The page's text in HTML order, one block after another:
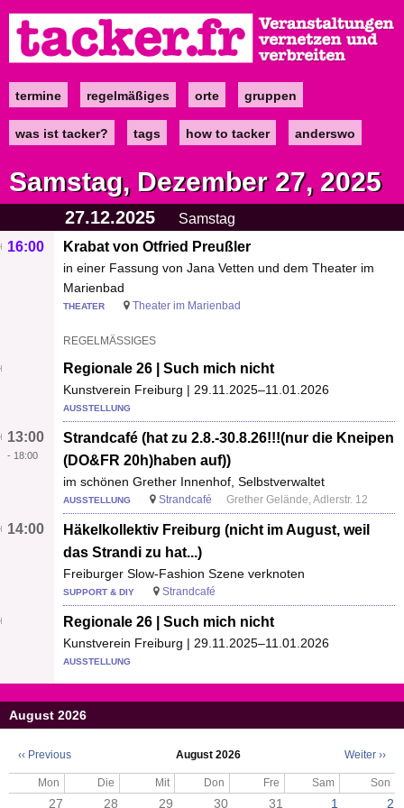
zum
Inhalt
Maintermine regelmäßiges orte gruppen
was ist tacker? tags how to tacker anderswo
Samstag, Dezember 27, 2025
27.12.2025
Samstag
Krabat von Otfried Preußler
in einer Fassung von Jana Vetten und dem Theater im
Marienbad
16:00
THEATER Theater im Marienbad
REGELMÄSSIGES
Regionale 26 | Such mich nicht
Kunstverein Freiburg | 29.11.2025–11.01.2026
AUSSTELLUNG
Strandcafé (hat zu 2.8.-30.8.26!!!(nur die Kneipen
(DO&FR 20h)haben auf))
im schönen Grether Innenhof, Selbstverwaltet
13:00
- 18:00
AUSSTELLUNG Strandcafé Grether Gelände, Adlerstr. 12
Häkelkollektiv Freiburg (nicht im August, weil
das Strandi zu hat...)
Freiburger Slow-Fashion Szene verknoten
14:00
SUPPORT & DIY Strandcafé
Regionale 26 | Such mich nicht
Kunstverein Freiburg | 29.11.2025–11.01.2026
AUSSTELLUNG
August 2026
Seitennummerierung
‹‹ Previous August 2026 Weiter ››
Mon Die Mit Don Fre Sam Son
27 28 29 30 31 1 2